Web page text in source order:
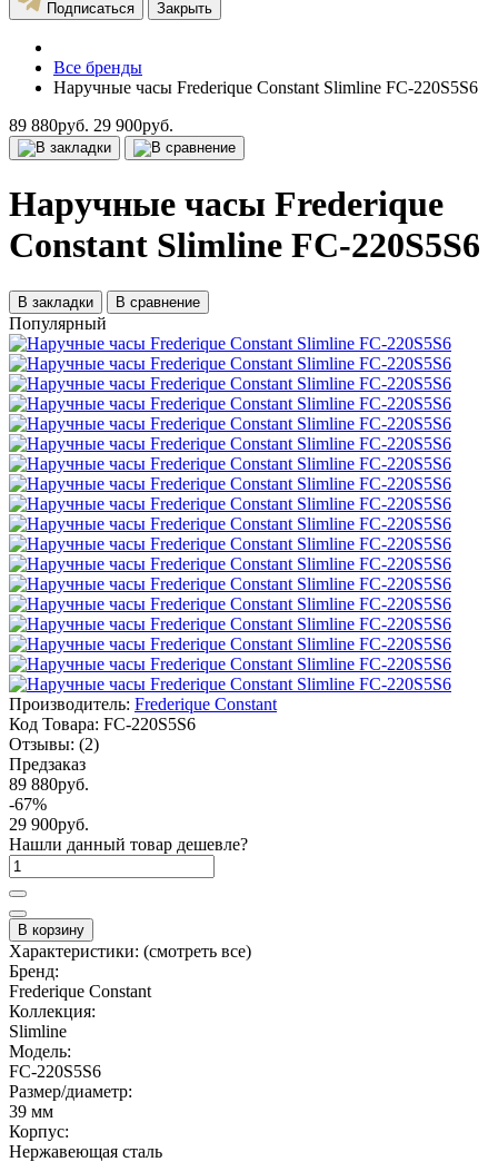
Подписаться Закрыть
Все бренды
Наручные часы Frederique Constant Slimline FC-220S5S6
89 880руб. 29 900руб.
Наручные часы Frederique
Constant Slimline FC-220S5S6
В закладки В сравнение
Популярный
Производитель: Frederique Constant
Код Товара: FC-220S5S6
Отзывы: (2)
Предзаказ
89 880руб.
-67%
29 900руб.
Нашли данный товар дешевле?
В корзину
Характеристики: (смотреть все)
Бренд:
Frederique Constant
Коллекция:
Slimline
Модель:
FC-220S5S6
Размер/диаметр:
39 мм
Корпус:
Нержавеющая сталь